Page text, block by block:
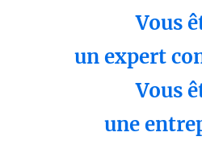
Vous
un expert
Vous
une